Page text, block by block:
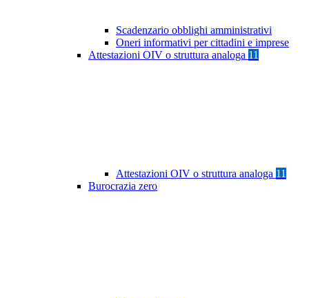
Scadenzario obblighi amministrativi
Oneri informativi per cittadini e imprese
Attestazioni OIV o struttura analoga 11
Attestazioni OIV o struttura analoga 11
Burocrazia zero